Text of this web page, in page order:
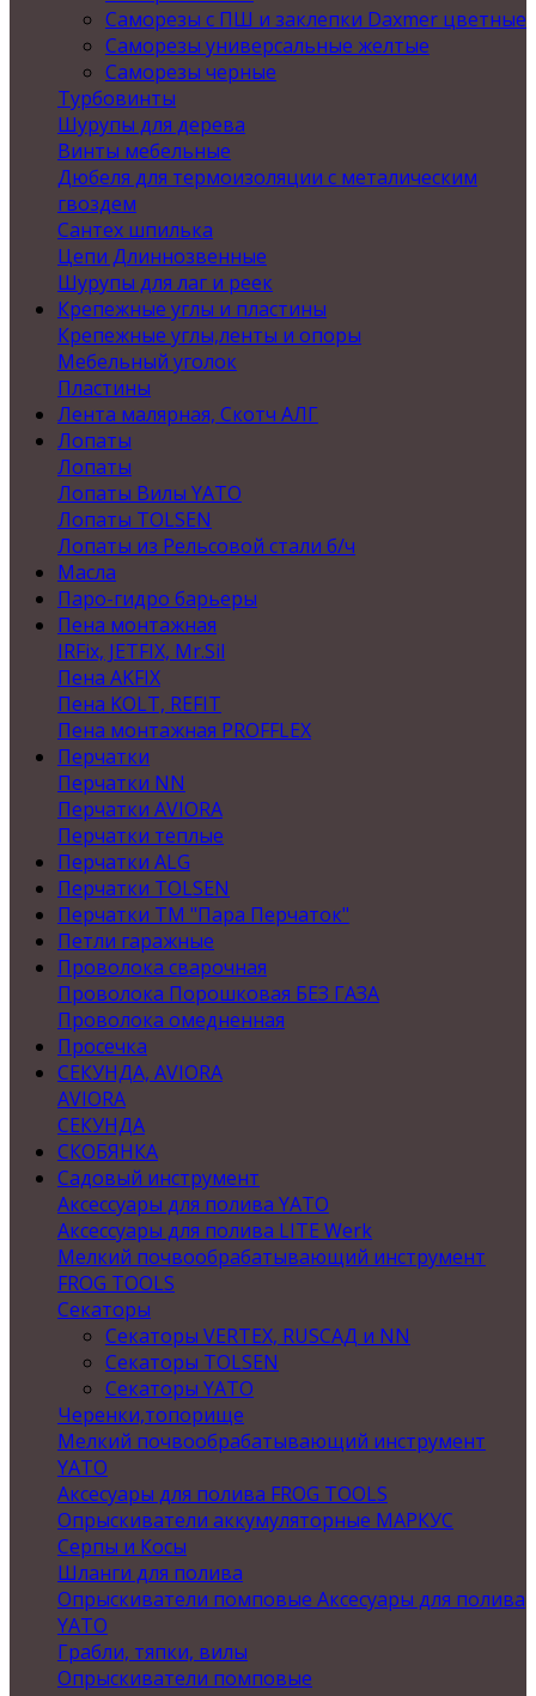
Саморезы с ПШ и заклепки Daxmer цветные
Саморезы универсальные желтые
Саморезы черные
Турбовинты
Шурупы для дерева
Винты мебельные
Дюбеля для термоизоляции с металическим
гвоздем
Сантех шпилька
Цепи Длиннозвенные
Шурупы для лаг и реек
Крепежные углы и пластины
Крепежные углы,ленты и опоры
Мебельный уголок
Пластины
Лента малярная, Скотч АЛГ
Лопаты
Лопаты
Лопаты Вилы YATO
Лопаты TOLSEN
Лопаты из Рельсовой стали б/ч
Масла
Паро-гидро барьеры
Пена монтажная
IRFix, JETFIX, Mr.Sil
Пена AKFIX
Пена KOLT, REFIT
Пена монтажная PROFFLEX
Перчатки
Перчатки NN
Перчатки AVIORA
Перчатки теплые
Перчатки ALG
Перчатки TOLSEN
Перчатки ТМ "Пара Перчаток"
Петли гаражные
Проволока сварочная
Проволока Порошковая БЕЗ ГАЗА
Проволока омедненная
Просечка
СЕКУНДА, AVIORA
AVIORA
СЕКУНДА
СКОБЯНКА
Садовый инструмент
Аксессуары для полива YATO
Аксессуары для полива LITE Werk
Мелкий почвообрабатывающий инструмент
FROG TOOLS
Секаторы
Секаторы VERTEX, RUSСАД и NN
Секаторы TOLSEN
Секаторы YATO
Черенки,топорище
Мелкий почвообрабатывающий инструмент
YATO
Аксесуары для полива FROG TOOLS
Опрыскиватели аккумуляторные МАРКУС
Серпы и Косы
Шланги для полива
Опрыскиватели помповые Аксесуары для полива
YATO
Грабли, тяпки, вилы
Опрыскиватели помповые